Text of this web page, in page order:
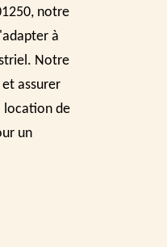
notre
à
Notre
assurer
location de
un